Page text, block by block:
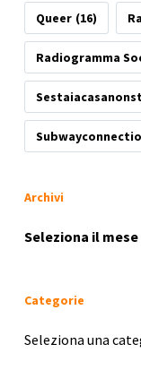
Queer (16)
Radiogramma
Archivi
Archivi
Categorie
Categorie